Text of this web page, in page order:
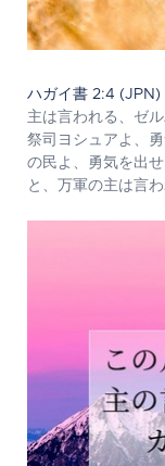
ハガイ書 2:4 (JPN)
主は言われる、ゼ
祭司ヨシュアよ、
の民よ、勇気を出
と、万軍の主は言わ